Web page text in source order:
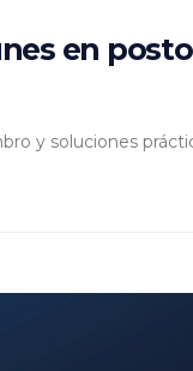
en
y soluciones